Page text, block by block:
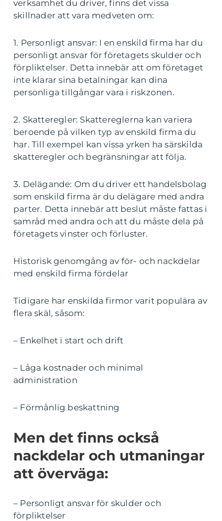
verksamhet du driver, finns det vissa
skillnader att vara medveten om:
1. Personligt ansvar: I en enskild firma har du
personligt ansvar för företagets skulder och
förpliktelser. Detta innebär att om företaget
inte klarar sina betalningar kan dina
personliga tillgångar vara i riskzonen.
2. Skatteregler: Skattereglerna kan variera
beroende på vilken typ av enskild firma du
har. Till exempel kan vissa yrken ha särskilda
skatteregler och begränsningar att följa.
3. Delägande: Om du driver ett handelsbolag
som enskild firma är du delägare med andra
parter. Detta innebär att beslut måste fattas i
samråd med andra och att du måste dela på
företagets vinster och förluster.
Historisk genomgång av för- och nackdelar
med enskild firma fördelar
Tidigare har enskilda firmor varit populära av
flera skäl, såsom:
– Enkelhet i start och drift
– Låga kostnader och minimal
administration
– Förmånlig beskattning
Men det finns också
nackdelar och utmaningar
att överväga:
– Personligt ansvar för skulder och
förpliktelser